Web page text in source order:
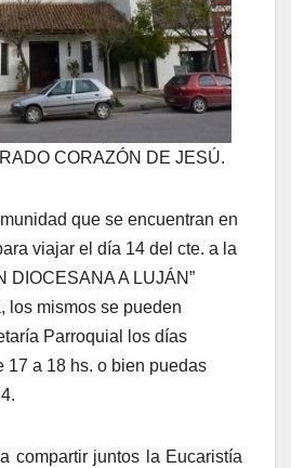
CORAZÓN DE JESÚ.
que se encuentran en
viajar el día 14 del cte. a la
DIOCESANA A LUJÁN”
los mismos se pueden
Parroquial los días
17 a 18 hs. o bien puedas
compartir juntos la Eucaristía